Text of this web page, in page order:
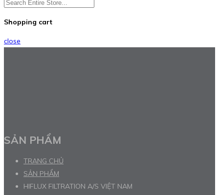
Shopping cart
close
SẢN PHẨM
TRANG CHỦ
SẢN PHẨM
HIFLUX FILTRATION A/S VIỆT NAM